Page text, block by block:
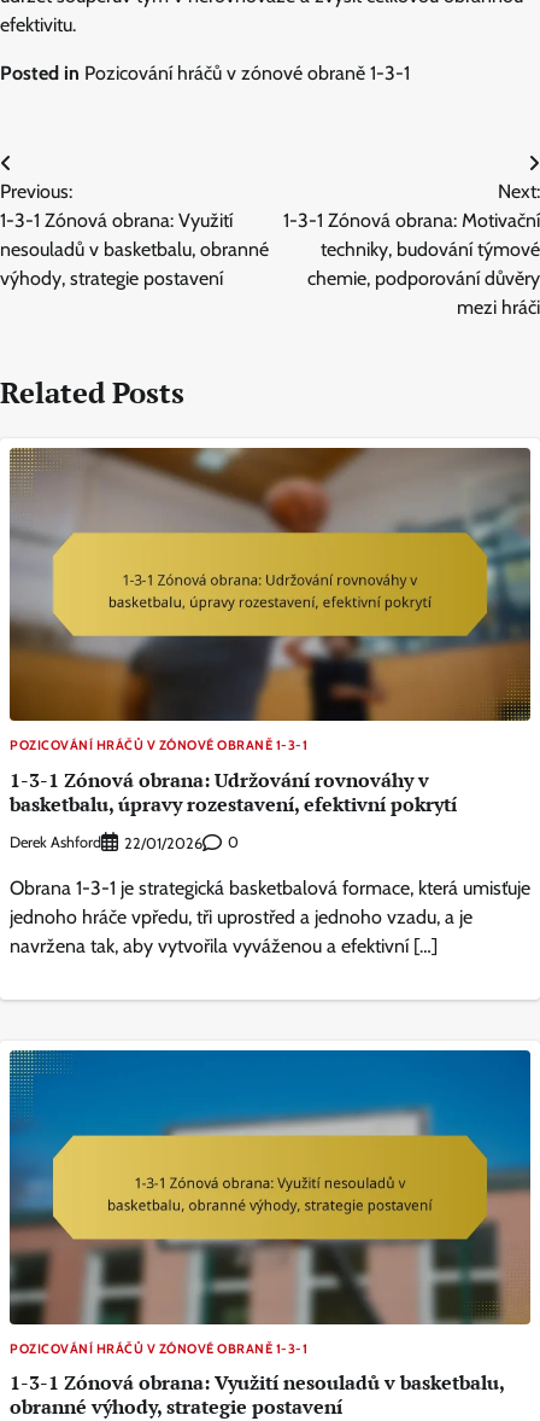
efektivitu.
Posted in Pozicování hráčů v zónové obraně 1-3-1
Post
navigation
Previous:
1-3-1 Zónová obrana: Využití
nesouladů v basketbalu, obranné
výhody, strategie postavení
Next:
1-3-1 Zónová obrana: Motivační
techniky, budování týmové
chemie, podporování důvěry
mezi hráči
Related Posts
POZICOVÁNÍ HRÁČŮ V ZÓNOVÉ OBRANĚ 1-3-1
1-3-1 Zónová obrana: Udržování rovnováhy v
basketbalu, úpravy rozestavení, efektivní pokrytí
Derek Ashford 22/01/2026 0
Obrana 1-3-1 je strategická basketbalová formace, která umisťuje
jednoho hráče vpředu, tři uprostřed a jednoho vzadu, a je
navržena tak, aby vytvořila vyváženou a efektivní […]
POZICOVÁNÍ HRÁČŮ V ZÓNOVÉ OBRANĚ 1-3-1
1-3-1 Zónová obrana: Využití nesouladů v basketbalu,
obranné výhody, strategie postavení